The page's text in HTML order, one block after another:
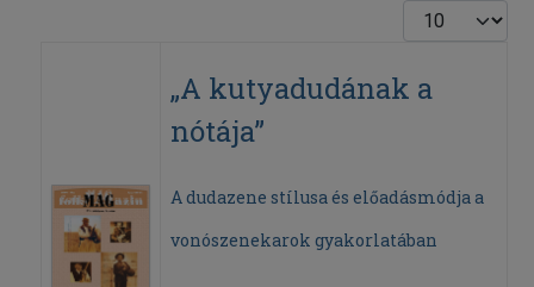
Display #
„A kutyadudának a
nótája”
A dudazene stílusa és előadásmódja a
vonószenekarok gyakorlatában